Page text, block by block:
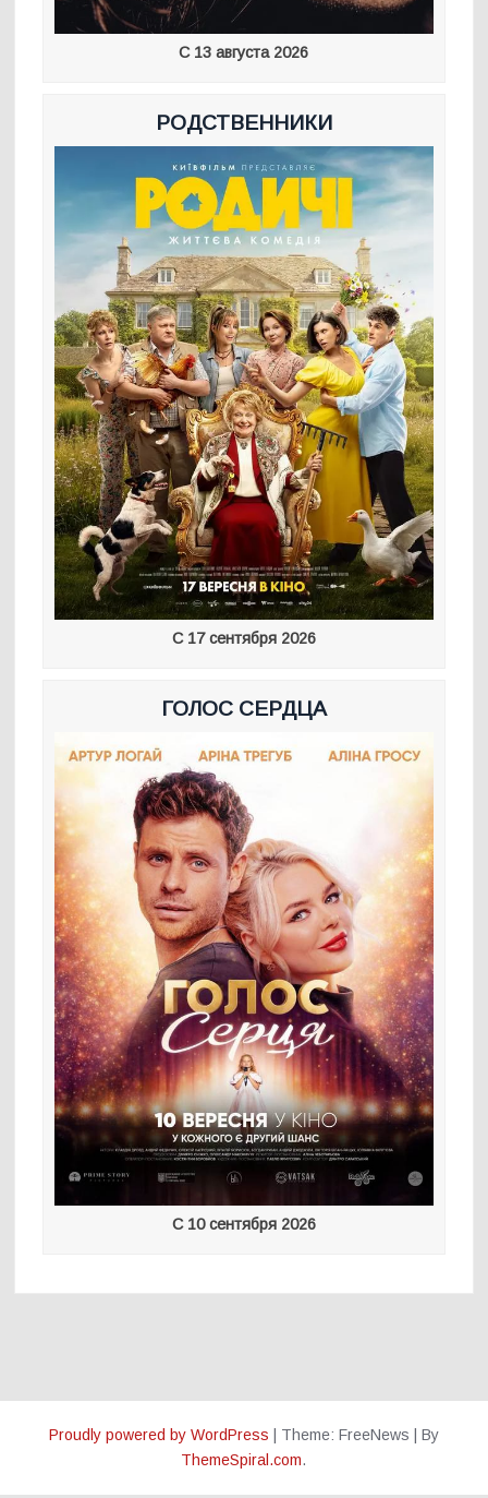
С 13 августа 2026
РОДСТВЕННИКИ
С 17 сентября 2026
ГОЛОС СЕРДЦА
С 10 сентября 2026
Proudly powered by WordPress Theme: FreeNews
By
ThemeSpiral.com.